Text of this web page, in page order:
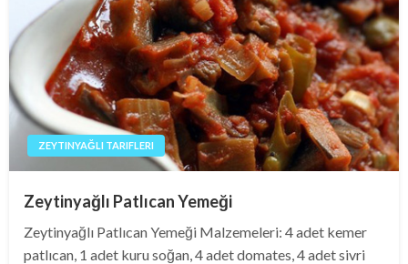
ZEYTINYAĞLI TARIFLERI
Zeytinyağlı Patlıcan Yemeği
Zeytinyağlı Patlıcan Yemeği Malzemeleri: 4 adet kemer
patlıcan, 1 adet kuru soğan, 4 adet domates, 4 adet sivri